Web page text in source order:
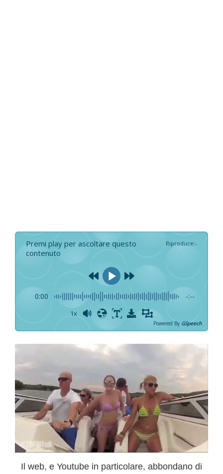
Premi play per ascoltare questo
contenuto
Riproduce:-
0:00 -:--
1x
Powered By GSpeech
Il web, e Youtube in particolare, abbondano di